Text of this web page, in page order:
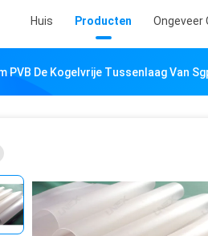
Huis Producten Ongeveer
PVB De Kogelvrije Tussenlaag Van